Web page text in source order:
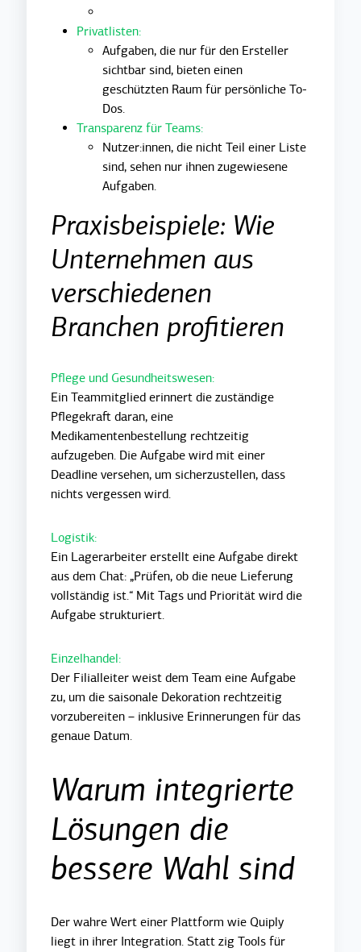
Privatlisten:
Aufgaben, die nur für den Ersteller
sichtbar sind, bieten einen
geschützten Raum für persönliche To-
Dos.
Transparenz für Teams:
Nutzer:innen, die nicht Teil einer Liste
sind, sehen nur ihnen zugewiesene
Aufgaben.
Praxisbeispiele: Wie
Unternehmen aus
verschiedenen
Branchen profitieren
Pflege und Gesundheitswesen:
Ein Teammitglied erinnert die zuständige
Pflegekraft daran, eine
Medikamentenbestellung rechtzeitig
aufzugeben. Die Aufgabe wird mit einer
Deadline versehen, um sicherzustellen, dass
nichts vergessen wird.
Logistik:
Ein Lagerarbeiter erstellt eine Aufgabe direkt
aus dem Chat: „Prüfen, ob die neue Lieferung
vollständig ist.“ Mit Tags und Priorität wird die
Aufgabe strukturiert.
Einzelhandel:
Der Filialleiter weist dem Team eine Aufgabe
zu, um die saisonale Dekoration rechtzeitig
vorzubereiten – inklusive Erinnerungen für das
genaue Datum.
Warum integrierte
Lösungen die
bessere Wahl sind
Der wahre Wert einer Plattform wie Quiply
liegt in ihrer Integration. Statt zig Tools für